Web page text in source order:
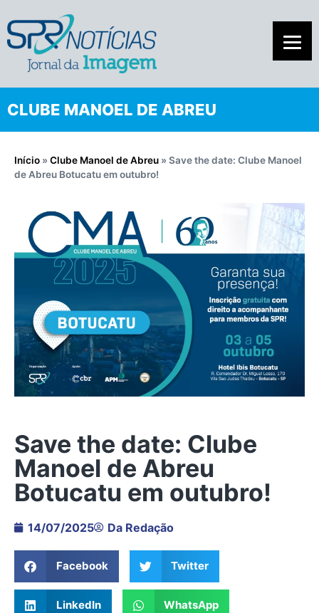
CLUBE MANOEL DE ABREU
Início » Clube Manoel de Abreu » Save the date: Clube Manoel
de Abreu Botucatu em outubro!
Save the date: Clube
Manoel de Abreu
Botucatu em outubro!
14/07/2025 Da Redação
Facebook Twitter
LinkedIn WhatsApp